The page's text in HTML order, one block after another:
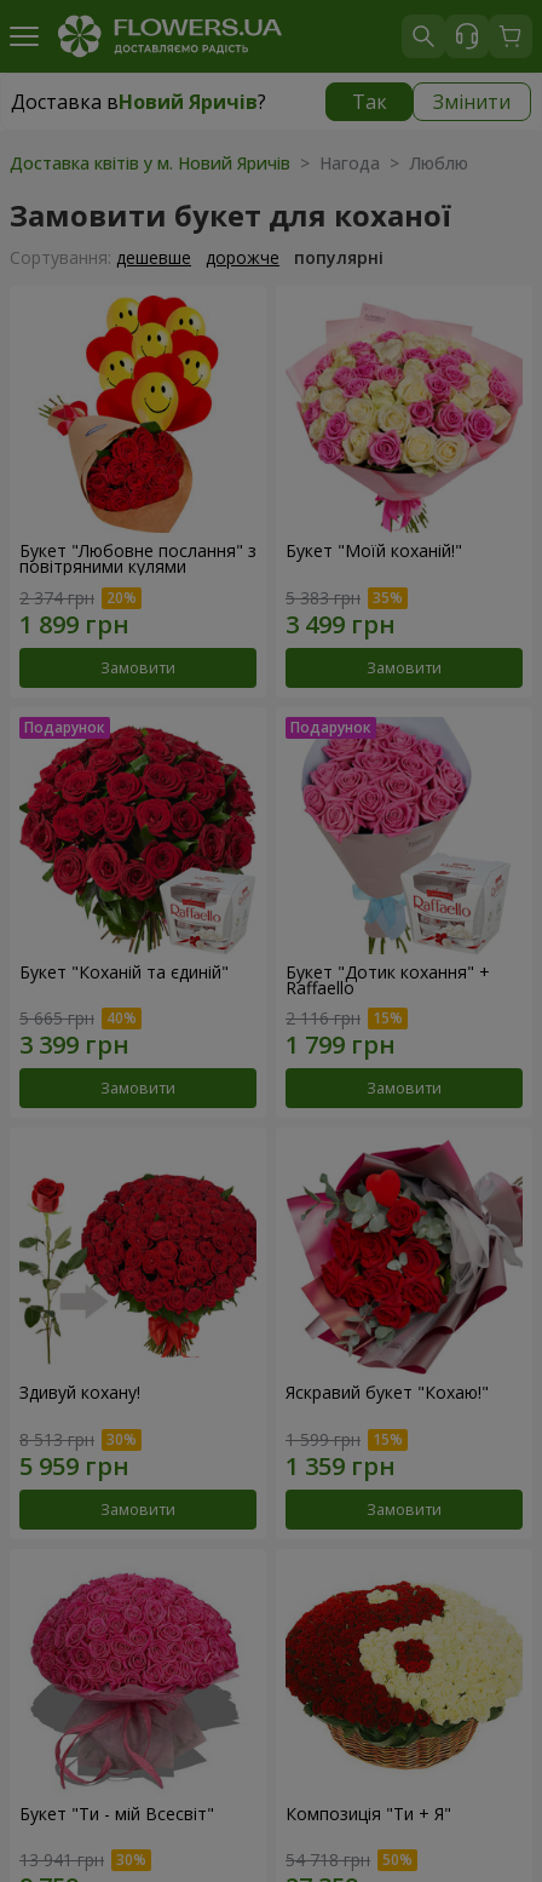
Доставка вНовий Яричів? Так Змінити
Доставка вНовий Яричів| безкоштовно
Доставка квітів у м. Новий Яричів > Нагода > Люблю
Замовити букет для коханої
Сортування: дешевше дорожче популярні
Букет "Любовне послання" з
повітряними кулями
2 374 грн
Замовити
Букет "Моїй коханій!"
5 383 грн
Замовити
Букет "Коханій та єдиній"
5 665 грн
Замовити
Букет "Дотик кохання" +
Raffaello
2 116 грн
Замовити
Здивуй кохану!
8 513 грн
Замовити
Яскравий букет "Кохаю!"
1 599 грн
Замовити
Букет "Ти - мій Всесвіт"
13 941 грн
Композиція "Ти + Я"
54 718 грн